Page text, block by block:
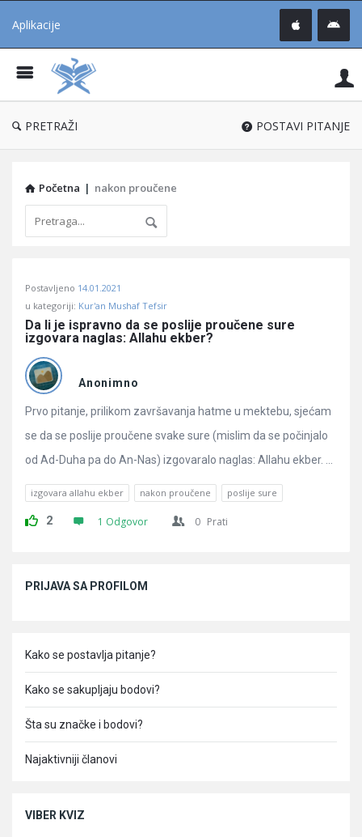
Aplikacije
®
PRETRAŽI POSTAVI PITANJE
Početna | nakon proučene
Učene
Latest
Pitanja
Postavljeno 14.01.2021
u kategoriji: Kur'an Mushaf Tefsir
Da li je ispravno da se poslije proučene sure
izgovara naglas: Allahu ekber?
Anonimno
Prvo pitanje, prilikom završavanja hatme u mektebu, sjećam
se da se poslije proučene svake sure (mislim da se počinjalo
od Ad-Duha pa do An-Nas) izgovaralo naglas: Allahu ekber. ...
izgovara allahu ekber nakon proučene poslije sure
2 1 Odgovor 0 Prati
PRIJAVA SA PROFILOM
Kako se postavlja pitanje?
Kako se sakupljaju bodovi?
Šta su značke i bodovi?
Najaktivniji članovi
VIBER KVIZ